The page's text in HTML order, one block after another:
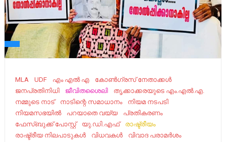
MLA UDF എം എൽ എ
കോൺഗ്രസ് നേതാക്കൾ
ജനപ്രതിനിധി
ജീവിതശൈലി
തൃക്കാക്കരയുടെ എം.എൽ.എ.
നമ്മുടെ നാട്‌
നാടിന്റെ സമാധാനം
നിയമ നടപടി
നിയമസഭയില്‍
പറയാതെ വയ്യ
പ്രതികരണം
ഫേസ്ബുക്ക് പോസ്റ്റ്
യു.ഡി.എഫ്
രാഷ്ട്രീയം
രാഷ്ട്രീയ നിലപാടുകൾ
വിധവകൾ
വിവാദ പരാമർശം